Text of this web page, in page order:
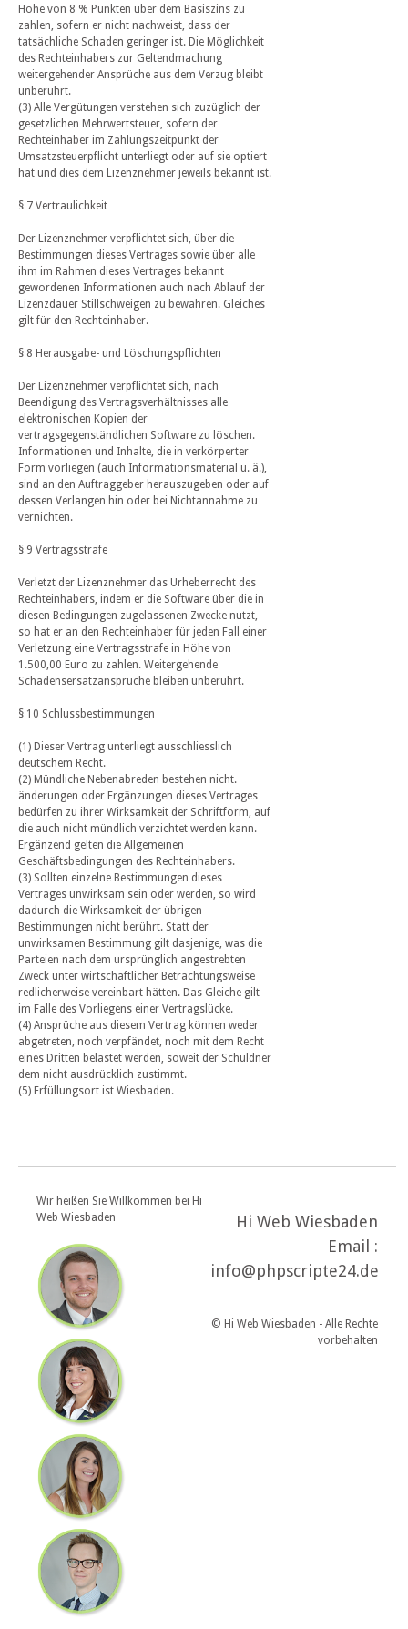
Höhe von 8 % Punkten über dem Basiszins zu
zahlen, sofern er nicht nachweist, dass der
tatsächliche Schaden geringer ist. Die Möglichkeit
des Rechteinhabers zur Geltendmachung
weitergehender Ansprüche aus dem Verzug bleibt
unberührt.
(3) Alle Vergütungen verstehen sich zuzüglich der
gesetzlichen Mehrwertsteuer, sofern der
Rechteinhaber im Zahlungszeitpunkt der
Umsatzsteuerpflicht unterliegt oder auf sie optiert
hat und dies dem Lizenznehmer jeweils bekannt ist.
§ 7 Vertraulichkeit
Der Lizenznehmer verpflichtet sich, über die
Bestimmungen dieses Vertrages sowie über alle
ihm im Rahmen dieses Vertrages bekannt
gewordenen Informationen auch nach Ablauf der
Lizenzdauer Stillschweigen zu bewahren. Gleiches
gilt für den Rechteinhaber.
§ 8 Herausgabe- und Löschungspflichten
Der Lizenznehmer verpflichtet sich, nach
Beendigung des Vertragsverhältnisses alle
elektronischen Kopien der
vertragsgegenständlichen Software zu löschen.
Informationen und Inhalte, die in verkörperter
Form vorliegen (auch Informationsmaterial u. ä.),
sind an den Auftraggeber herauszugeben oder auf
dessen Verlangen hin oder bei Nichtannahme zu
vernichten.
§ 9 Vertragsstrafe
Verletzt der Lizenznehmer das Urheberrecht des
Rechteinhabers, indem er die Software über die in
diesen Bedingungen zugelassenen Zwecke nutzt,
so hat er an den Rechteinhaber für jeden Fall einer
Verletzung eine Vertragsstrafe in Höhe von
1.500,00 Euro zu zahlen. Weitergehende
Schadensersatzansprüche bleiben unberührt.
§ 10 Schlussbestimmungen
(1) Dieser Vertrag unterliegt ausschliesslich
deutschem Recht.
(2) Mündliche Nebenabreden bestehen nicht.
änderungen oder Ergänzungen dieses Vertrages
bedürfen zu ihrer Wirksamkeit der Schriftform, auf
die auch nicht mündlich verzichtet werden kann.
Ergänzend gelten die Allgemeinen
Geschäftsbedingungen des Rechteinhabers.
(3) Sollten einzelne Bestimmungen dieses
Vertrages unwirksam sein oder werden, so wird
dadurch die Wirksamkeit der übrigen
Bestimmungen nicht berührt. Statt der
unwirksamen Bestimmung gilt dasjenige, was die
Parteien nach dem ursprünglich angestrebten
Zweck unter wirtschaftlicher Betrachtungsweise
redlicherweise vereinbart hätten. Das Gleiche gilt
im Falle des Vorliegens einer Vertragslücke.
(4) Ansprüche aus diesem Vertrag können weder
abgetreten, noch verpfändet, noch mit dem Recht
eines Dritten belastet werden, soweit der Schuldner
dem nicht ausdrücklich zustimmt.
(5) Erfüllungsort ist Wiesbaden.
Wir heißen Sie Willkommen bei Hi
Web Wiesbaden
Hi Web Wiesbaden
Email :
info@phpscripte24.de
© Hi Web Wiesbaden - Alle Rechte
vorbehalten